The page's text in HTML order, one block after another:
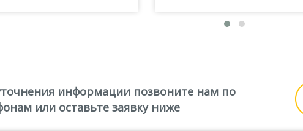
информации позвоните нам по
или оставьте заявку ниже